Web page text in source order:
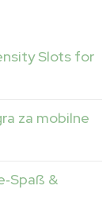
Slots for
za mobilne
&